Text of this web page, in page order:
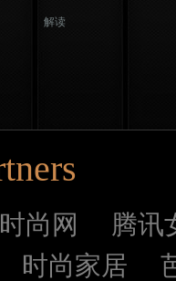
解读
尚网
腾讯
时尚家居